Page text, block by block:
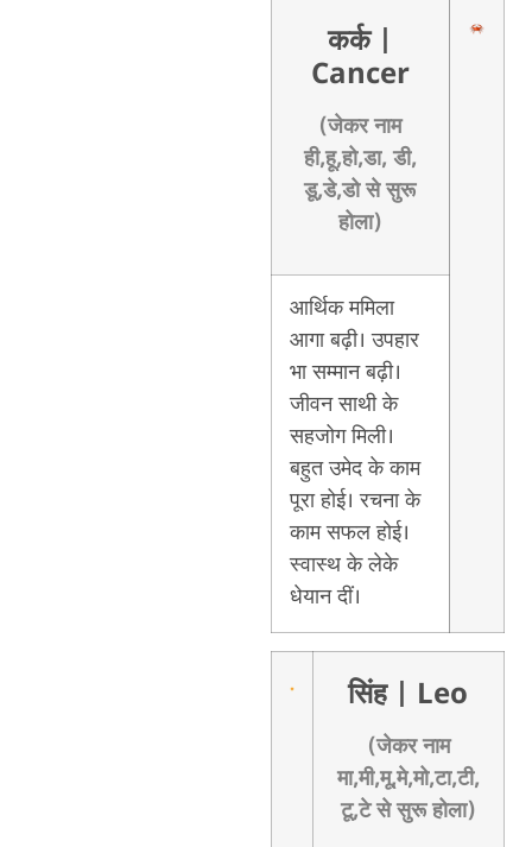
कर्क
Cancer
(जेकर नाम
ही,हू,हो,डा, डी,
डू,डे,डो से सुरू
होला)
आर्थिक ममिला
आगा बढ़ी। उपहार
भा सम्मान बढ़ी।
जीवन साथी के
सहजोग मिली।
बहुत उमेद के काम
पूरा होई। रचना के
काम सफल होई।
स्वास्थ के लेके
धेयान दीं।
सिंह | Leo
(जेकर नाम
मा,मी,मू,मे,मो,टा,टी,
टू,टे से सुरू होला)